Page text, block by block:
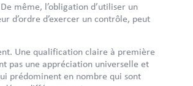
même, l’obligation d’utiliser un
d’ordre d’exercer un contrôle, peut
Une qualification claire à première
pas une appréciation universelle et
prédominent en nombre qui sont